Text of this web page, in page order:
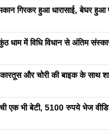
गिरकर हुआ धारासाई, बेघर हुआ
धाम में विधि विधान से अंतिम
और चोरी की बाइक के साथ
एक भी बेटी, 5100 रुपये भेज